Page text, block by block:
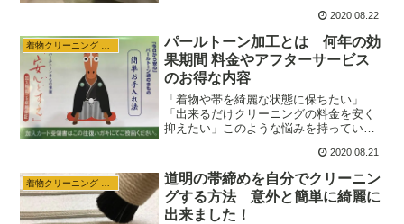
行うクリーニングや着物をたたむお手入
れが大切です。今回は、基本的な着物の
クリーニング、パールトーン加工や着物
や帯、長襦袢、羽織、コート、その他の
小物(帯締め、帯揚げ、腰紐)のたたみ方な
どのお手入れについてご紹介します。
2020.08.22
着物クリーニング 収納
パールトーン加工とは 何年の効
果期間 料金やアフターサービス
のお得な内容
「着物や帯を綺麗な状態に保ちたい」
「出来るだけクリーニングの料金を安く
抑えたい」このような悩みを持っている
では、着用毎にアフターサービスを利用
することで、クリーニングの費用を無料
にすることが出来、着物や帯を長く綺麗
に保つことが出来ます。
2020.08.21
道明の帯締めを自分でクリーニン
グする方法 意外と簡単に綺麗に
出来ました！